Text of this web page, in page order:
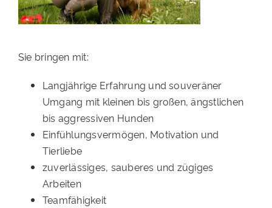
Sie bringen mit:
Langjährige Erfahrung und souveräner
Umgang mit kleinen bis großen, ängstlichen
bis aggressiven Hunden
Einfühlungsvermögen, Motivation und
Tierliebe
zuverlässiges, sauberes und zügiges
Arbeiten
Teamfähigkeit